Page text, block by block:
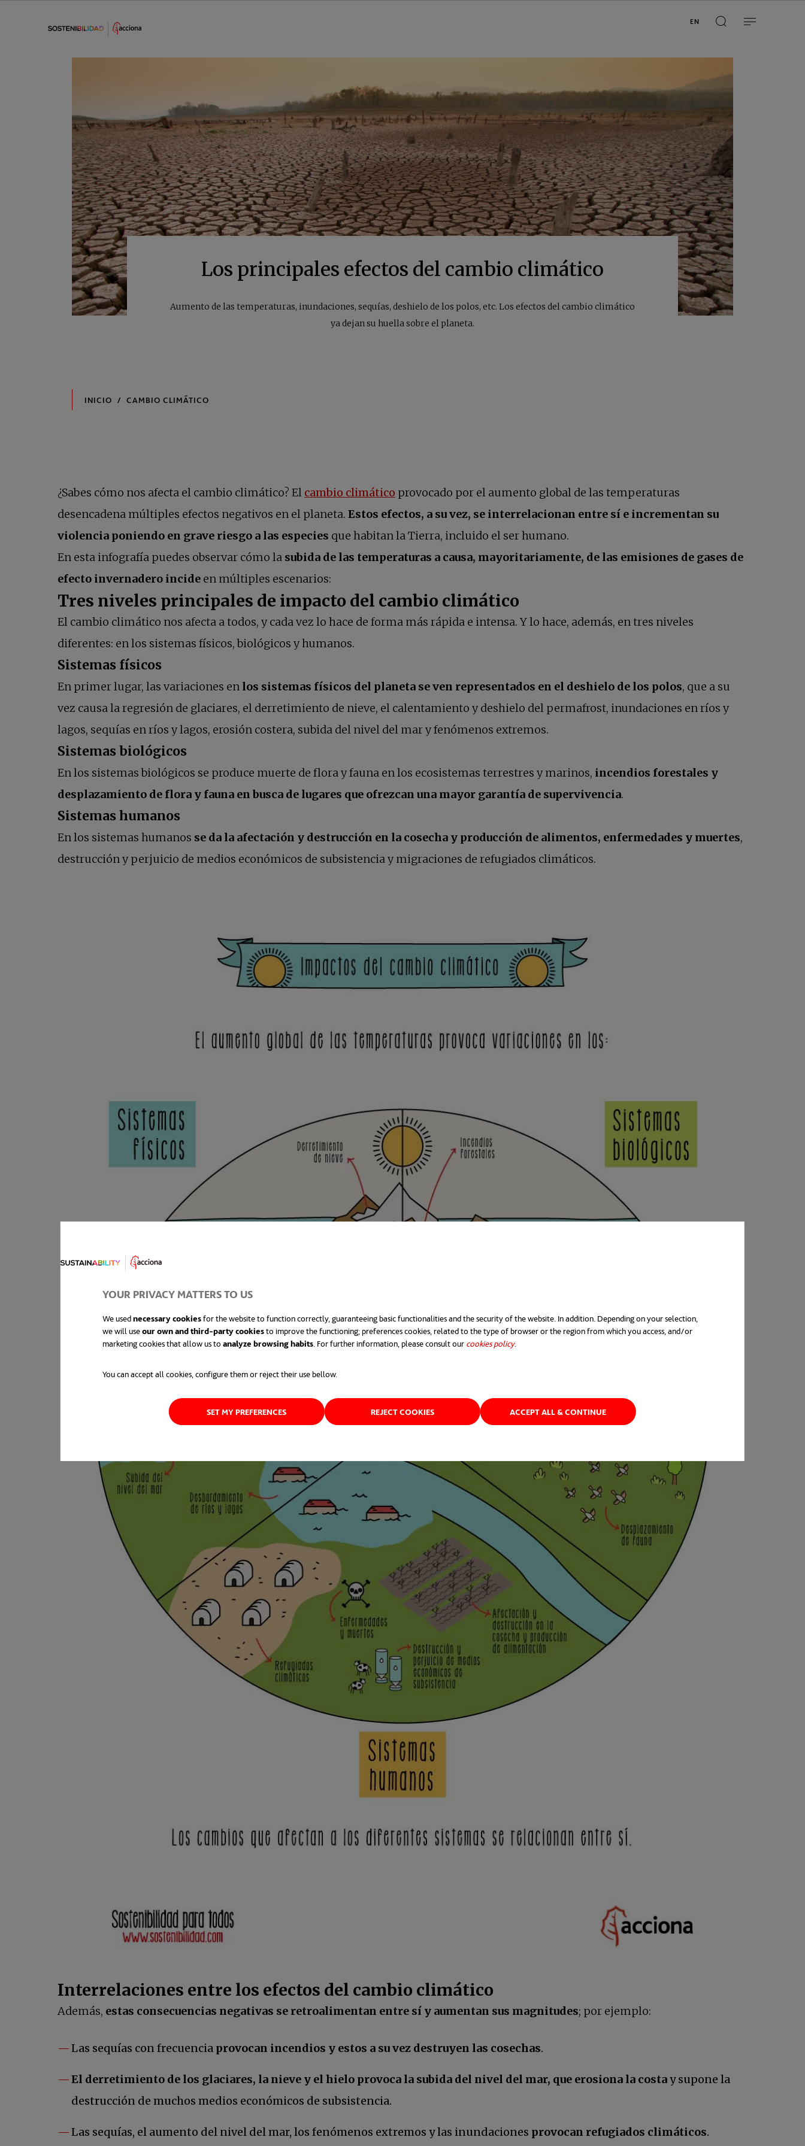
YOUR PRIVACY MATTERS TO US
We usednecessary cookiesfor the website to function correctly, guaranteeing basic functionalities and the security of the website. In addition. Depending on your selection,
we will useour own and third-party cookiesto improve the functioning; preferences cookies, related to the type of browser or the region from which you access, and/or
marketing cookies that allow us to analyze browsing habits. For further information, please consult our cookies policy.
You can accept all cookies, configure them or reject their use bellow.
SET MY PREFERENCES REJECT COOKIES ACCEPT ALL & CONTINUE
Los principales efectos del cambio climático
Aumento de las temperaturas, inundaciones, sequías, deshielo de los polos, etc. Los efectos del cambio climático
ya dejan su huella sobre el planeta.
¿Sabes cómo nos afecta el cambio climático? El cambio climático se abre en una pestaña nueva
provocado por el aumento global de las temperaturas
desencadena múltiples efectos negativos en el planeta. Estos efectos, a su vez, se interrelacionan entre sí e incrementan su
violencia poniendo en grave riesgo a las especies que habitan la Tierra, incluido el ser humano.
En esta infografía puedes observar cómo la subida de las temperaturas a causa, mayoritariamente, de las emisiones de gases de
efecto invernadero incide en múltiples escenarios:
Tres niveles principales de impacto del cambio climático
El cambio climático nos afecta a todos, y cada vez lo hace de forma más rápida e intensa. Y lo hace, además, en tres niveles
diferentes: en los sistemas físicos, biológicos y humanos.
Sistemas físicos
En primer lugar, las variaciones en los sistemas físicos del planeta se ven representados en el deshielo de los polos, que a su
vez causa la regresión de glaciares, el derretimiento de nieve, el calentamiento y deshielo del permafrost, inundaciones en ríos y
lagos, sequías en ríos y lagos, erosión costera, subida del nivel del mar y fenómenos extremos.
Sistemas biológicos
En los sistemas biológicos se produce muerte de flora y fauna en los ecosistemas terrestres y marinos, incendios forestales y
desplazamiento de flora y fauna en busca de lugares que ofrezcan una mayor garantía de supervivencia.
Sistemas humanos
En los sistemas humanos se da la afectación y destrucción en la cosecha y producción de alimentos, enfermedades y muertes,
destrucción y perjuicio de medios económicos de subsistencia y migraciones de refugiados climáticos.
se abre en una pestaña nueva
Interrelaciones entre los efectos del cambio climático
Además, estas consecuencias negativas se retroalimentan entre sí y aumentan sus magnitudes; por ejemplo:
Las sequías con frecuencia provocan incendios y estos a su vez destruyen las cosechas.
El derretimiento de los glaciares, la nieve y el hielo provoca la subida del nivel del mar, que erosiona la costay supone la
destrucción de muchos medios económicos de subsistencia.
Las sequías, el aumento del nivel del mar, los fenómenos extremos y las inundaciones provocan refugiados climáticos.